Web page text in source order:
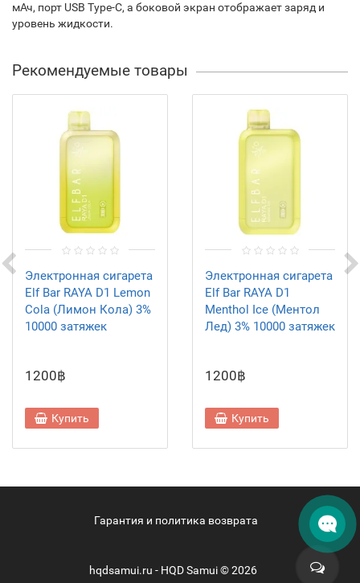
мАч, порт USB Type-C, а боковой экран отображает заряд и
уровень жидкости.
Рекомендуемые товары
Электронная сигарета
Elf Bar RAYA D1 Lemon
Cola (Лимон Кола) 3%
10000 затяжек
1200฿
Купить
Электронная сигарета
Elf Bar RAYA D1
Menthol Ice (Ментол
Лед) 3% 10000 затяжек
1200฿
Купить
Гарантия и политика возврата
hqdsamui.ru - HQD Samui © 2026